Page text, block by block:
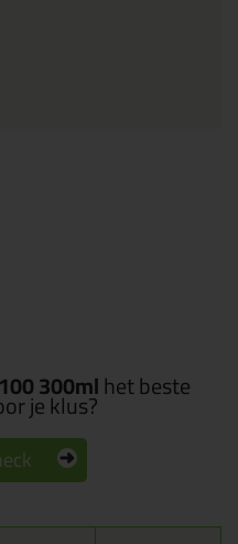
300mlhet beste
je klus?